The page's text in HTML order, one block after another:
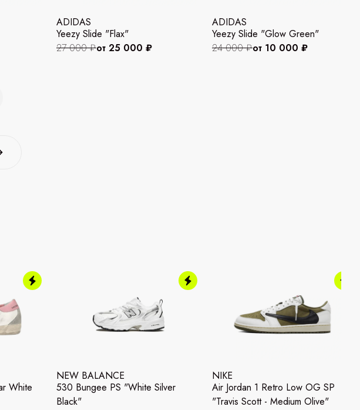
ADIDAS
Yeezy Slide "Flax"
27 000 ₽от 25 000 ₽
ADIDAS
Yeezy Slide "Glow Green"
24 000 ₽от 10 000 ₽
White
NEW BALANCE
530 Bungee PS "White Silver
Black"
NIKE
Air Jordan 1 Retro Low OG SP
"Travis Scott - Medium Olive"